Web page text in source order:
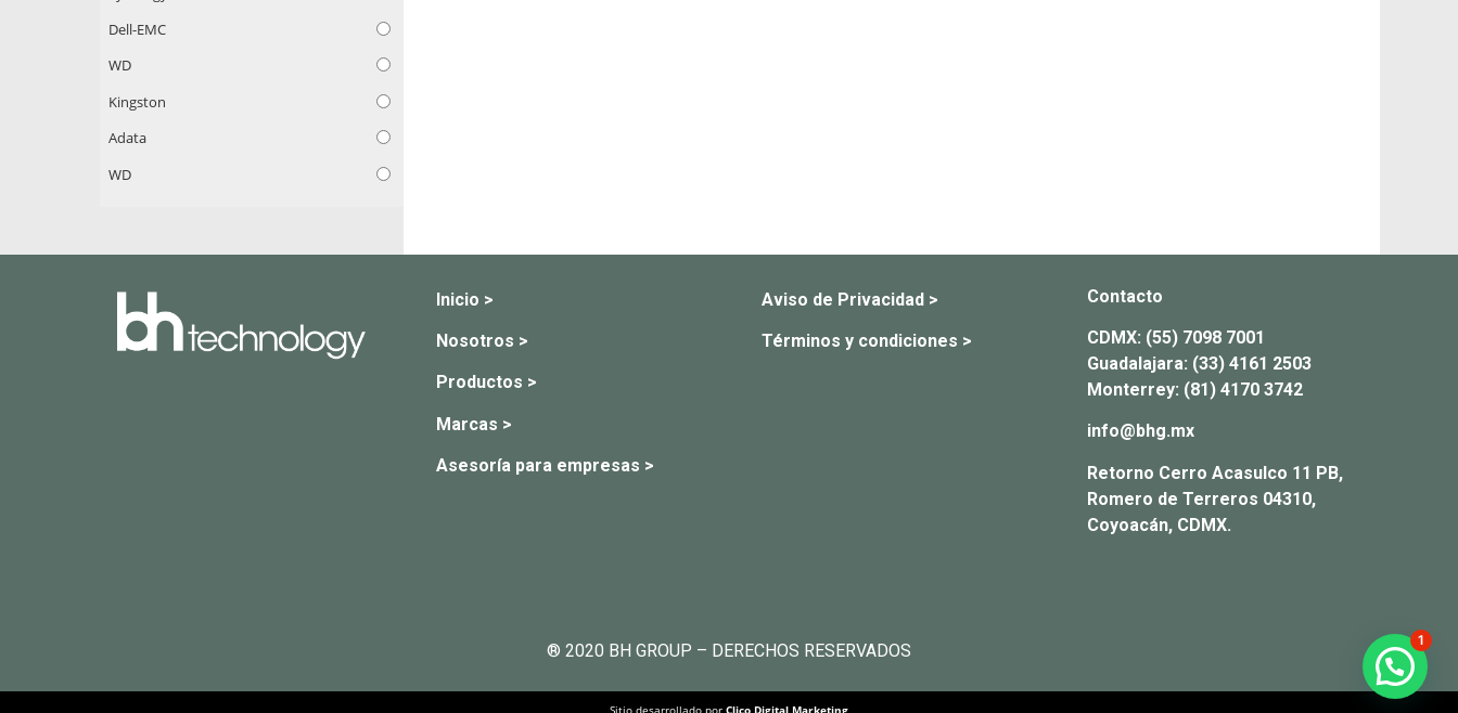
Dell-EMC
WD
Kingston
Adata
WD
Inicio >
Nosotros >
Productos >
Marcas >
Asesoría para empresas >
Aviso de Privacidad >
Términos y condiciones >
Contacto
CDMX: (55) 7098 7001
Guadalajara: (33) 4161 2503
Monterrey: (81) 4170 3742
info@bhg.mx
Retorno Cerro Acasulco 11 PB,
Romero de Terreros 04310,
Coyoacán, CDMX.
® 2020 BH GROUP – DERECHOS RESERVADOS
1
Sitio desarrollado por Clico Digital Marketing